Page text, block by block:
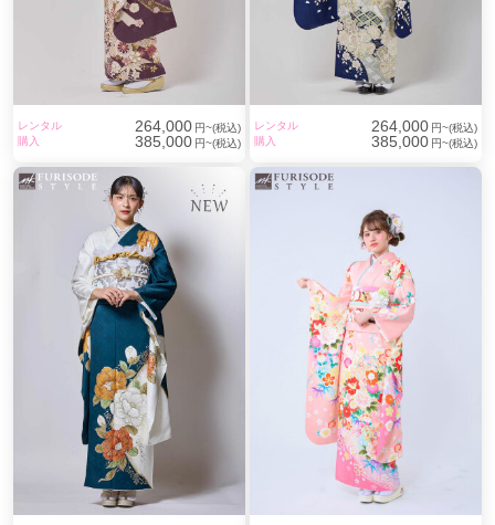
レンタル 264,000 円~(税込)
購入
385,000 円~(税込)
レンタル 264,000 円~(税込)
購入
385,000 円~(税込)